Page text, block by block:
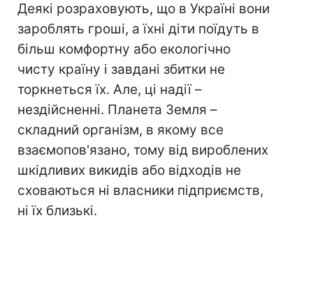
Деякі розраховують, що в Україні вони
зароблять гроші, а їхні діти поїдуть в
більш комфортну або екологічно
чисту країну і завдані збитки не
торкнеться їх. Але, ці надії –
нездійсненні. Планета Земля –
складний організм, в якому все
взаємопов'язано, тому від вироблених
шкідливих викидів або відходів не
сховаються ні власники підприємств,
ні їх близькі.